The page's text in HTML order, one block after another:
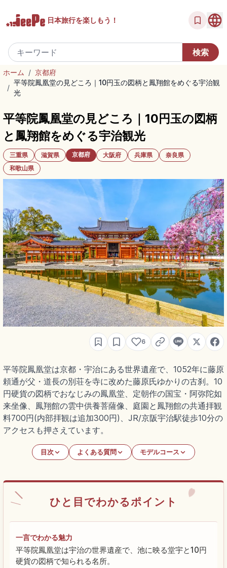
日本旅行を楽しもう！
ホーム / 京都府
/
平等院鳳凰堂の見どころ｜10円玉の図柄と鳳翔館をめぐる宇治観
光
平等院鳳凰堂の見どころ｜10円玉の図柄
と鳳翔館をめぐる宇治観光
三重県 滋賀県 京都府 大阪府 兵庫県
奈良県
和歌山県
6
平等院鳳凰堂は京都・宇治にある世界遺産で、1052年に藤原
頼通が父・道長の別荘を寺に改めた藤原氏ゆかりの古刹。10
円硬貨の図柄でおなじみの鳳凰堂、定朝作の国宝・阿弥陀如
来坐像、鳳翔館の雲中供養菩薩像、庭園と鳳翔館の共通拝観
料700円(内部拝観は追加300円)、JR/京阪宇治駅徒歩10分の
アクセスも押さえています。
目次 よくある質問 モデルコース
ひと目でわかるポイント
一言でわかる魅力
平等院鳳凰堂は宇治の世界遺産で、池に映る堂宇と10円
硬貨の図柄で知られる名所。